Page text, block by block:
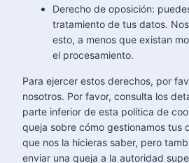
Derecho de oposición:
tratamiento de tus datos.
esto, a menos que existan
el procesamiento.
Para ejercer estos derechos, por
nosotros. Por favor, consulta los
parte inferior de esta política de
queja sobre cómo gestionamos tus
que nos la hicieras saber, pero
enviar una queja a la autoridad